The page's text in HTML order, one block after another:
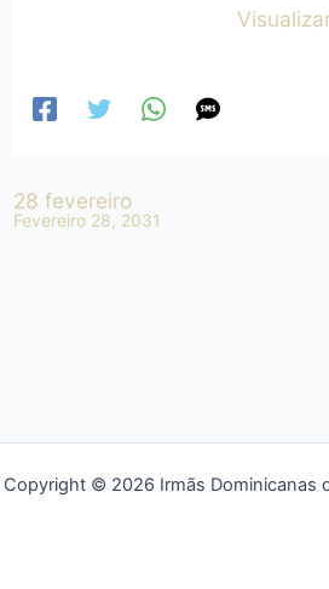
28 fevereiro
Fevereiro 28, 2031
Copyright © 2026 Irmãs Dominicanas